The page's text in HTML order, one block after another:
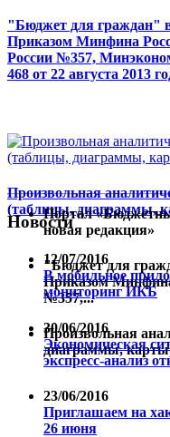
"Бюджет для граждан"
Приказом Минфина
России №357,
468 от 22 августа 2013
Произвольная
(таблицы, диаграммы,
Портал
новая редакция»
"Бюджет для
Приказом
№357,...
Произвольная
диаграммы,
Новости
12/07/2016
В мобильное
мониторинг ИКБ
30/06/2016
Экономическая
экспресс-анализ
23/06/2016
Приглашаем на
26 июня